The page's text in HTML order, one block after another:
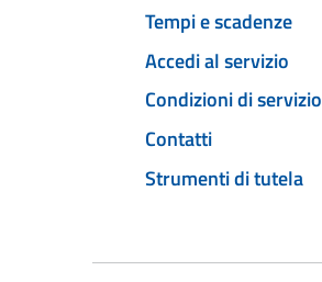
Tempi e scadenze
Accedi al servizio
Condizioni di servizio
Contatti
Strumenti di tutela